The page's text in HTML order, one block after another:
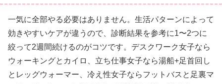
一気に全部やる必要はありません。生活パターンによって
効きやすいケアが違うので、診断結果を参考に1〜2つに
絞って2週間続けるのがコツです。デスクワーク女子なら
ウォーキングとカイロ、立ち仕事女子なら湯船+足首回し
とレッグウォーマー、冷え性女子ならフットバスと足裏マ